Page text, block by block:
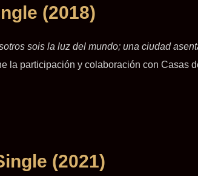
(2018)
sois la luz del mundo; una ciudad
la participación y colaboración con Casas
(2021)